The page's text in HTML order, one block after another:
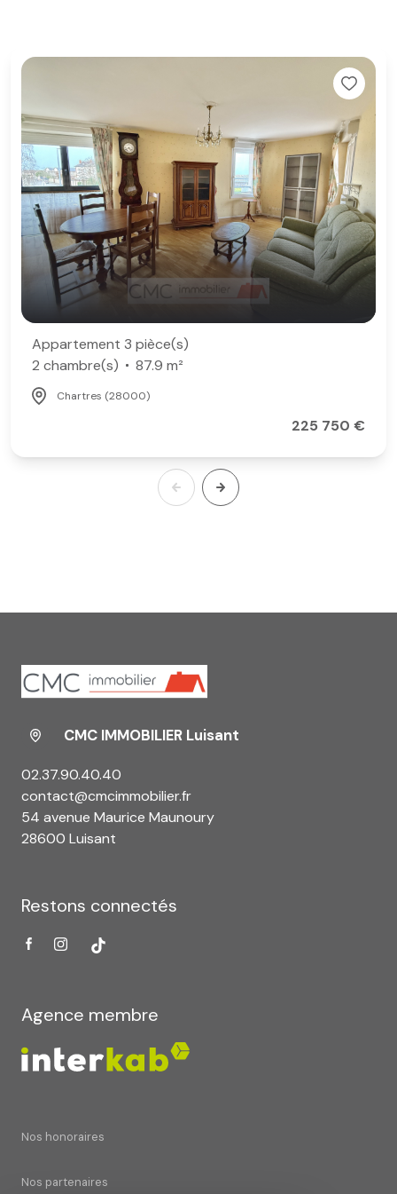
Appartement 3 pièce(s)
2 chambre(s)
87.9 m²
Chartres (28000)
225 750 €
CMC IMMOBILIER Luisant
02.37.90.40.40
contact@cmcimmobilier.fr
54 avenue Maurice Maunoury
28600 Luisant
Restons connectés
Agence membre
Nos honoraires
Nos partenaires